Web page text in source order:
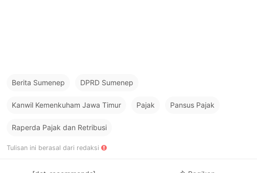
Berita Sumenep DPRD Sumenep
Kanwil Kemenkuham Jawa Timur Pajak Pansus Pajak
Raperda Pajak dan Retribusi
Tulisan ini berasal dari redaksi